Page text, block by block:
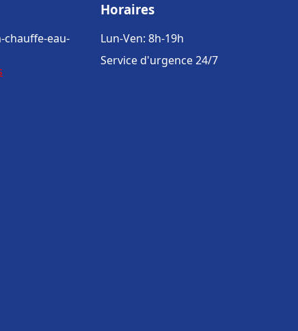
chauffe-eau-
Horaires
Lun-Ven: 8h-19h
Service d'urgence 24/7